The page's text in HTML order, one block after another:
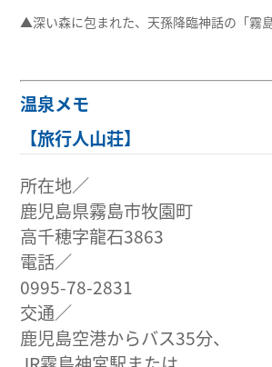
▲深い森に包まれた、天孫降臨神話の「霧島
温泉メモ
【旅行人山荘】
所在地／
鹿児島県霧島市牧園町
高千穂字龍石3863
電話／
0995-78-2831
交通／
鹿児島空港からバス35分、